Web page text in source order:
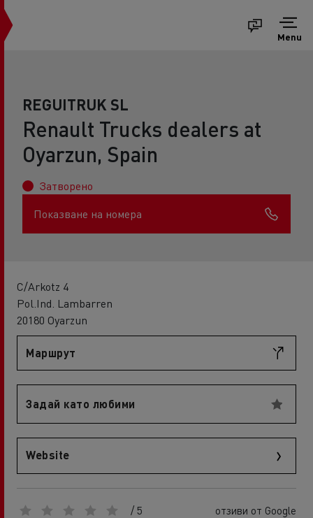
Menu
REGUITRUK SL
Renault Trucks dealers at
Oyarzun, Spain
Затворено
Показване на номера
C/Arkotz 4
Pol.Ind. Lambarren
20180 Oyarzun
Маршрут
Задай като любими
Website
/ 5 отзиви от Google